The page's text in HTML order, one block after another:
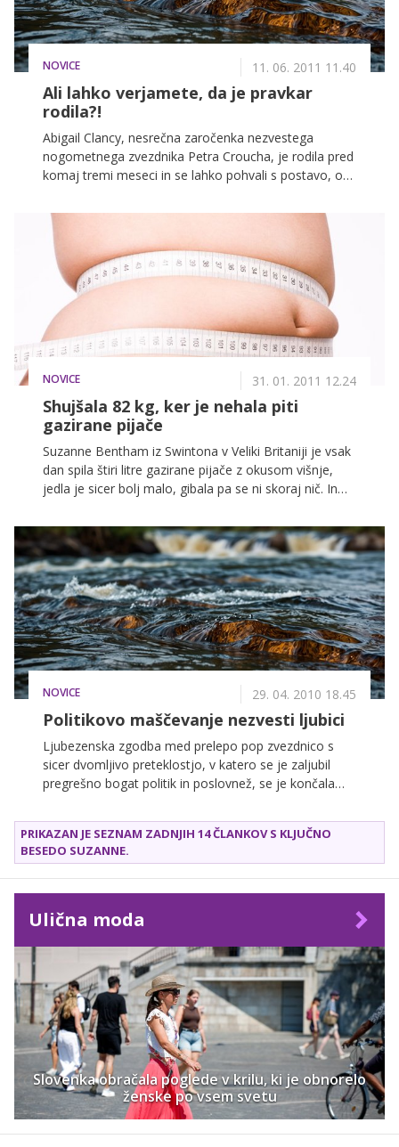
NOVICE 11. 06. 2011 11.40
Ali lahko verjamete, da je pravkar
rodila?!
Abigail Clancy, nesrečna zaročenka nezvestega
nogometnega zvezdnika Petra Croucha, je rodila pred
komaj tremi meseci in se lahko pohvali s postavo, o
sanja.
NOVICE 31. 01. 2011 12.24
Shujšala 82 kg, ker je nehala piti
gazirane pijače
Suzanne Bentham iz Swintona v Veliki Britaniji je vsak
dan spila štiri litre gazirane pijače z okusom višnje,
jedla je sicer bolj malo, gibala pa se ni skoraj nič. In
že 165 kilogramov. Sin je bil tisti, ki je mamo prepričal,
da se mora odreči škodljivi pijači.
NOVICE 29. 04. 2010 18.45
Politikovo maščevanje nezvesti ljubici
Ljubezenska zgodba med prelepo pop zvezdnico s
sicer dvomljivo preteklostjo, v katero se je zaljubil
pregrešno bogat politik in poslovnež, se je končala
ljubimec, ki so ga že obsodili na smrt, a se je pritožil in
mu sodijo znova.
PRIKAZAN JE SEZNAM ZADNJIH 14 ČLANKOV S KLJUČNO
BESEDO SUZANNE.
Ulična moda
Slovenka obračala poglede v krilu, ki je obnorelo
ženske po vsem svetu